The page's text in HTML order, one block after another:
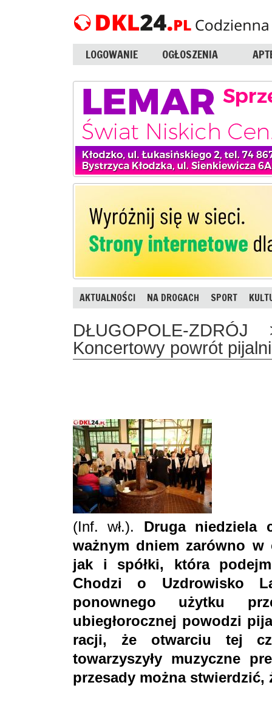
LOGOWANIE OGŁOSZENIA
AKTUALNOŚCI NA DROGACH SPORT
DŁUGOPOLE-
Koncertowy powrót
(Inf. wł.). Druga niedziela
ważnym dniem zarówno w
jak i spółki, która
Chodzi o Uzdrowisko
ponownego użytku
ubiegłorocznej powodzi
racji, że otwarciu tej
towarzyszyły muzyczne
przesady można stwierdzić,